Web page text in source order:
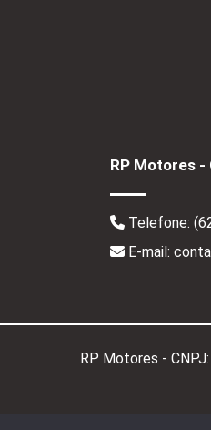
RP Motores -
Telefone:
E-mail:
RP Motores - CNPJ: